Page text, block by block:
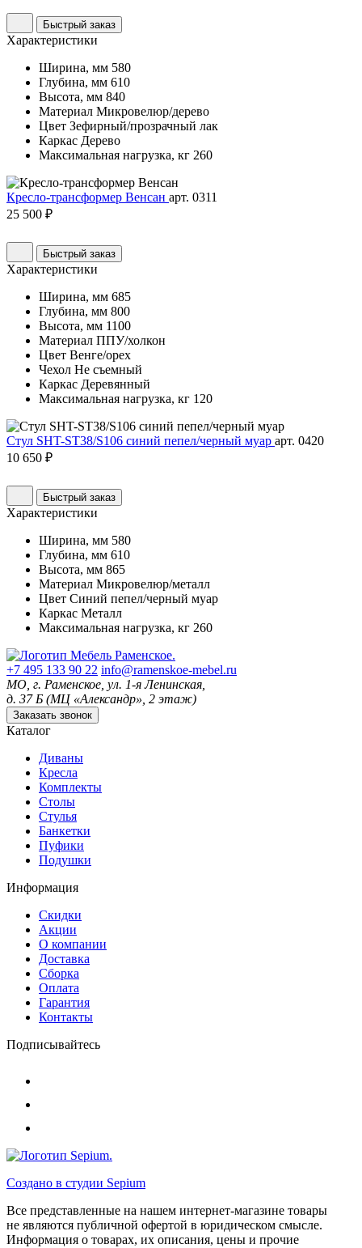
Быстрый заказ
Характеристики
Ширина, мм 580
Глубина, мм 610
Высота, мм 840
Материал Микровелюр/дерево
Цвет Зефирный/прозрачный лак
Каркас Дерево
Максимальная нагрузка, кг 260
Кресло-трансформер Венсан арт. 0311
25 500 ₽
Быстрый заказ
Характеристики
Ширина, мм 685
Глубина, мм 800
Высота, мм 1100
Материал ППУ/холкон
Цвет Венге/орех
Чехол Не съемный
Каркас Деревянный
Максимальная нагрузка, кг 120
Стул SHT-ST38/S106 синий пепел/черный муар арт. 0420
10 650 ₽
Быстрый заказ
Характеристики
Ширина, мм 580
Глубина, мм 610
Высота, мм 865
Материал Микровелюр/металл
Цвет Синий пепел/черный муар
Каркас Металл
Максимальная нагрузка, кг 260
+7 495 133 90 22 info@ramenskoe-mebel.ru
МО, г. Раменское, ул. 1-я Ленинская,
д. 37 Б (МЦ «Александр», 2 этаж)
Заказать звонок
Каталог
Диваны
Кресла
Комплекты
Столы
Стулья
Банкетки
Пуфики
Подушки
Информация
Скидки
Акции
О компании
Доставка
Сборка
Оплата
Гарантия
Контакты
Подписывайтесь
Создано в студии Sepium
Все представленные на нашем интернет-магазине товары
не являются публичной офертой в юридическом смысле.
Информация о товарах, их описания, цены и прочие